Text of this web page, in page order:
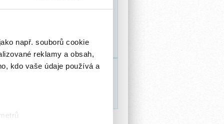
např. souborů cookie
reklamy a obsah,
kdo vaše údaje používá a